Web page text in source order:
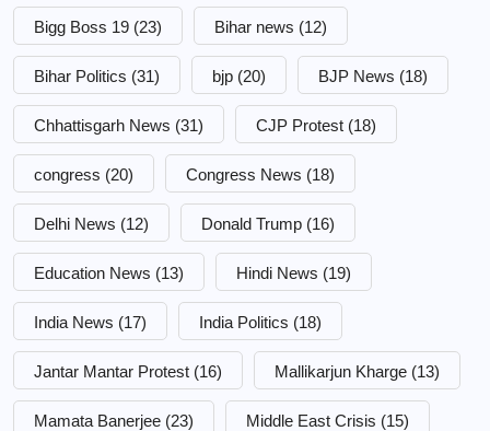
Bigg Boss 19 (23) Bihar news (12)
Bihar Politics (31) bjp (20) BJP News (18)
Chhattisgarh News (31) CJP Protest (18)
congress (20) Congress News (18)
Delhi News (12) Donald Trump (16)
Education News (13) Hindi News (19)
India News (17) India Politics (18)
Jantar Mantar Protest (16) Mallikarjun Kharge (13)
Mamata Banerjee (23) Middle East Crisis (15)